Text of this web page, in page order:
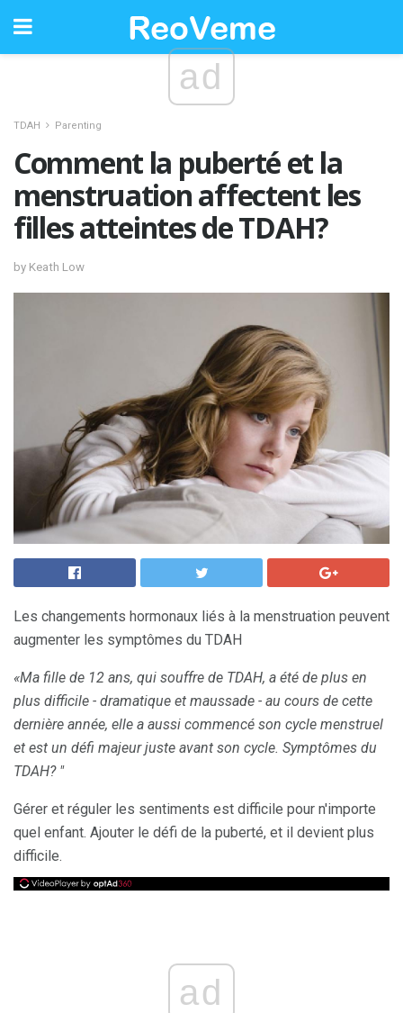
ad
TDAH Parenting
Comment la puberté et la
menstruation affectent les
filles atteintes de TDAH?
by Keath Low
Les changements hormonaux liés à la menstruation peuvent
augmenter les symptômes du TDAH
«Ma fille de 12 ans, qui souffre de TDAH, a été de plus en
plus difficile - dramatique et maussade - au cours de cette
dernière année, elle a aussi commencé son cycle menstruel
et est un défi majeur juste avant son cycle. Symptômes du
TDAH? "
Gérer et réguler les sentiments est difficile pour n'importe
quel enfant. Ajouter le défi de la puberté, et il devient plus
difficile.
ad